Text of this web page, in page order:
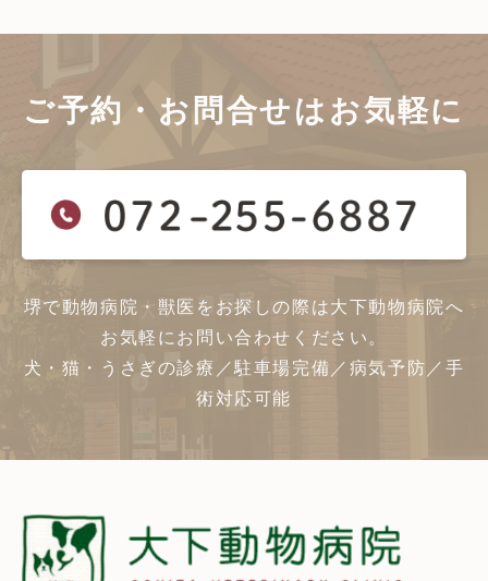
ご予約・お問合せは お気軽に
堺で動物病院・獣医をお探しの際は大下動物病院へ
お気軽にお問い合わせください。
犬・猫・うさぎの診療／駐車場完備／病気予防／手
術対応可能